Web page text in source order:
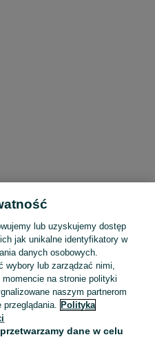
już dostępne
lub uzyskujemy dostęp
jak unikalne identyfikatory w
danych osobowych.
wybory lub zarządzać nimi,
na stronie polityki
naszym partnerom
przeglądania. Polityka
dane w celu